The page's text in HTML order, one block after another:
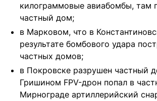
килограммовые авиабомбы, там
частный дом;
в Марковом, что в
результате бомбового удара
частных домов;
в Покровске разрушен частный
Гришином FPV-дрон попал в
Мирнограде артиллерийский